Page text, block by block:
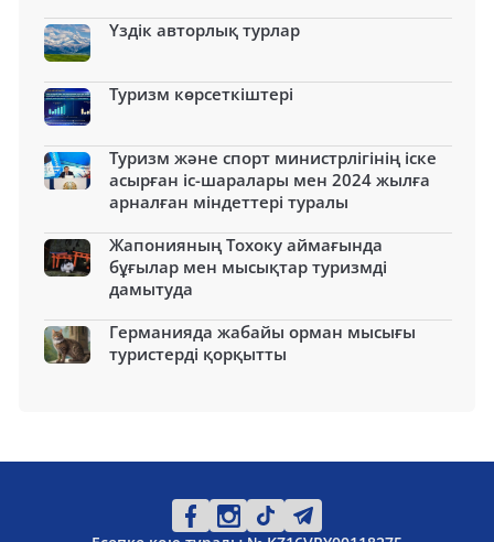
Үздік авторлық турлар
Туризм көрсеткіштері
Туризм және спорт министрлігінің іске
асырған іс-шаралары мен 2024 жылға
арналған міндеттері туралы
Жапонияның Тохоку аймағында
бұғылар мен мысықтар туризмді
дамытуда
Германияда жабайы орман мысығы
туристерді қорқытты